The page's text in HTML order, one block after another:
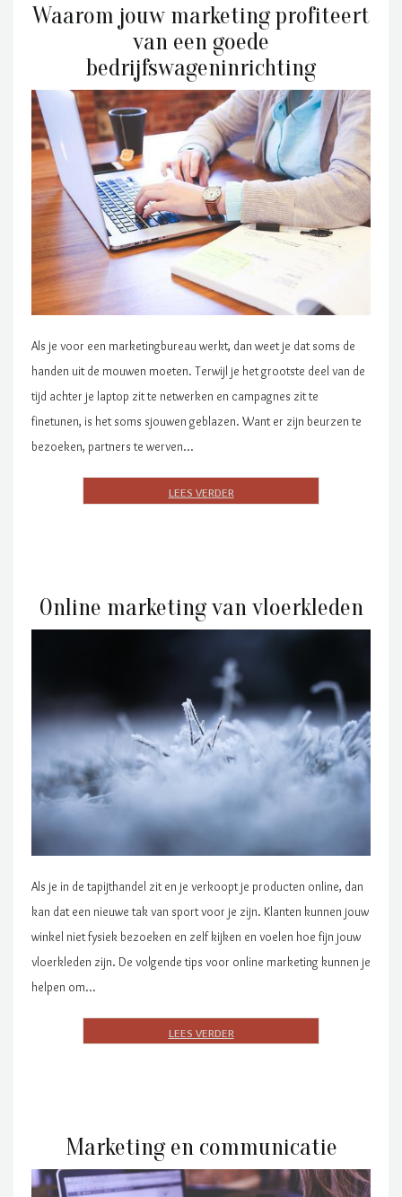
Waarom jouw marketing profiteert
van een goede
bedrijfswageninrichting
Als je voor een marketingbureau werkt, dan weet je dat soms de
handen uit de mouwen moeten. Terwijl je het grootste deel van de
tijd achter je laptop zit te netwerken en campagnes zit te
finetunen, is het soms sjouwen geblazen. Want er zijn beurzen te
bezoeken, partners te werven…
Online marketing van vloerkleden
Als je in de tapijthandel zit en je verkoopt je producten online, dan
kan dat een nieuwe tak van sport voor je zijn. Klanten kunnen jouw
winkel niet fysiek bezoeken en zelf kijken en voelen hoe fijn jouw
vloerkleden zijn. De volgende tips voor online marketing kunnen je
helpen om…
Marketing en communicatie